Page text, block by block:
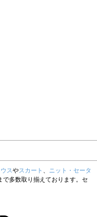
スやスカート 、 ニット・セータ
多数取り揃えております。セ